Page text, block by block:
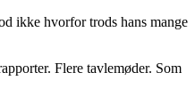
ikke hvorfor trods hans mange
Flere tavlemøder. Som